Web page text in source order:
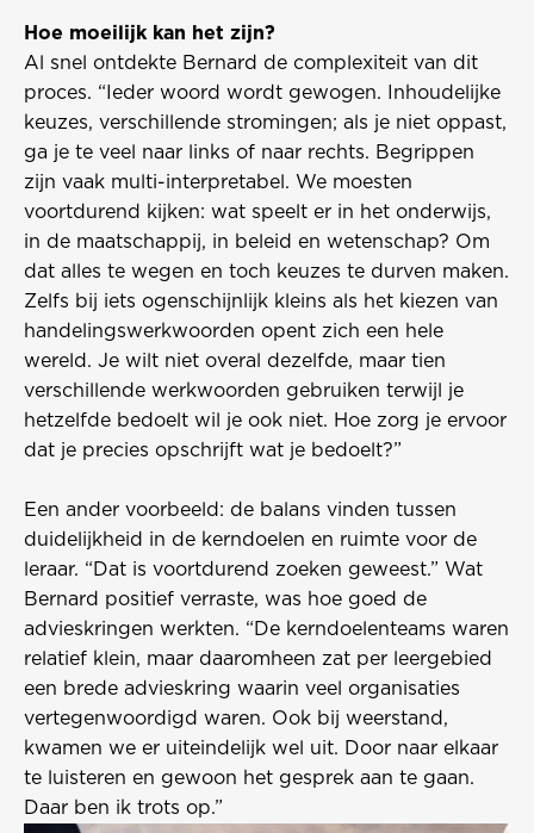
Hoe moeilijk kan het zijn?
Al snel ontdekte Bernard de complexiteit van dit
proces. “Ieder woord wordt gewogen. Inhoudelijke
keuzes, verschillende stromingen; als je niet oppast,
ga je te veel naar links of naar rechts. Begrippen
zijn vaak multi-interpretabel. We moesten
voortdurend kijken: wat speelt er in het onderwijs,
in de maatschappij, in beleid en wetenschap? Om
dat alles te wegen en toch keuzes te durven maken.
Zelfs bij iets ogenschijnlijk kleins als het kiezen van
handelingswerkwoorden opent zich een hele
wereld. Je wilt niet overal dezelfde, maar tien
verschillende werkwoorden gebruiken terwijl je
hetzelfde bedoelt wil je ook niet. Hoe zorg je ervoor
dat je precies opschrijft wat je bedoelt?”
Een ander voorbeeld: de balans vinden tussen
duidelijkheid in de kerndoelen en ruimte voor de
leraar. “Dat is voortdurend zoeken geweest.” Wat
Bernard positief verraste, was hoe goed de
advieskringen werkten. “De kerndoelenteams waren
relatief klein, maar daaromheen zat per leergebied
een brede advieskring waarin veel organisaties
vertegenwoordigd waren. Ook bij weerstand,
kwamen we er uiteindelijk wel uit. Door naar elkaar
te luisteren en gewoon het gesprek aan te gaan.
Daar ben ik trots op.”